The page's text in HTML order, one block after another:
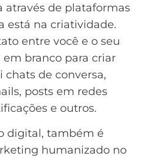
através de plataformas
está na criatividade.
entre você e o seu
branco para criar
chats de conversa,
, posts em redes
e outros.
digital, também é
humanizado no